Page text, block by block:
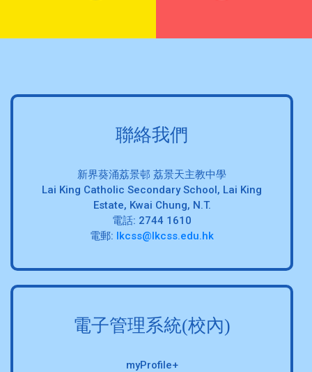
聯絡我們
新界葵涌荔景邨 荔景天主教中學
Lai King Catholic Secondary School, Lai King
Estate, Kwai Chung, N.T.
電話: 2744 1610
電郵: lkcss@lkcss.edu.hk
電子管理系統(校內)
myProfile+